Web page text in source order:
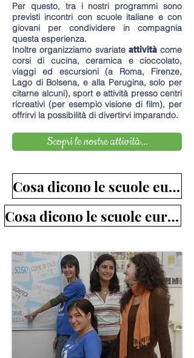
Scopri le nostre attività...
Per questo, tra i nostri programmi sono
previsti incontri con scuole italiane e con
giovani per condividere in compagnia
questa esperienza.
Inoltre organizziamo svariate attività come
corsi di cucina, ceramica e cioccolato,
viaggi ed escursioni (a Roma, Firenze,
Lago di Bolsena, e alla Perugina, solo per
citarne alcuni), sport e attività presso centri
ricreativi (per esempio visione di film), per
offrirvi la possibilità di divertirvi imparando.
Cosa dicono le scuole europee che hanno collaborato con noi<'
Cosa dicono le scuole europee che hanno collaborato con noi?